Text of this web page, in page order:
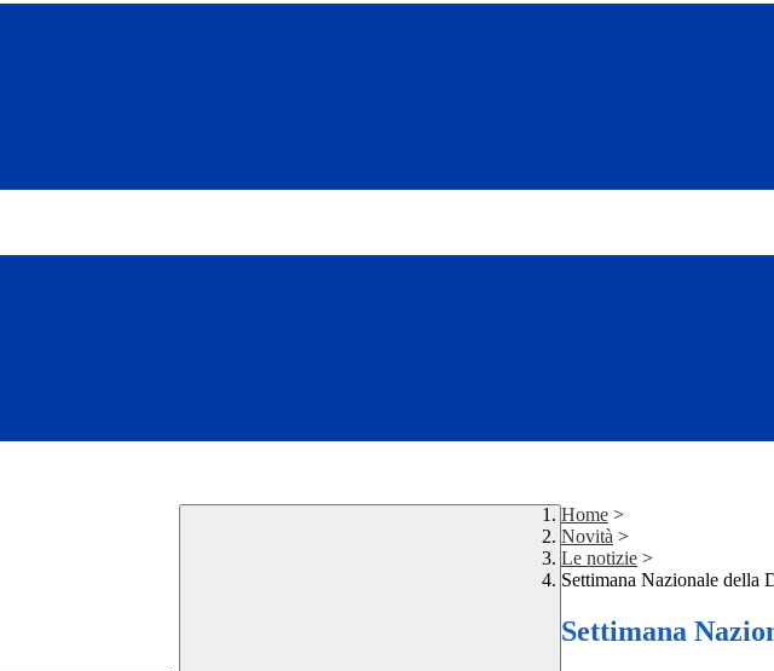
Home >
Novità >
Le notizie >
Settimana Nazionale della
Settimana